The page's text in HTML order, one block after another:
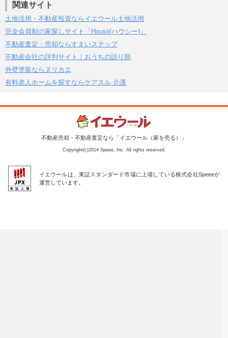
関連サイト
土地活用・不動産投資ならイエウール土地活用
完全会員制の家探しサイト「Housii(ハウシー)」
不動産査定・売却ならすまいステップ
不動産会社の評判サイト｜おうちの語り部
外壁塗装ならヌリカエ
有料老人ホームを探すならケアスル 介護
不動産売却・不動産査定なら「イエウール（家を売る）」
Copyright(c)2014 Speee, Inc. All rights reserved.
イエウールは、東証スタンダード市場に上場している株式会社Speeeが
運営しています。